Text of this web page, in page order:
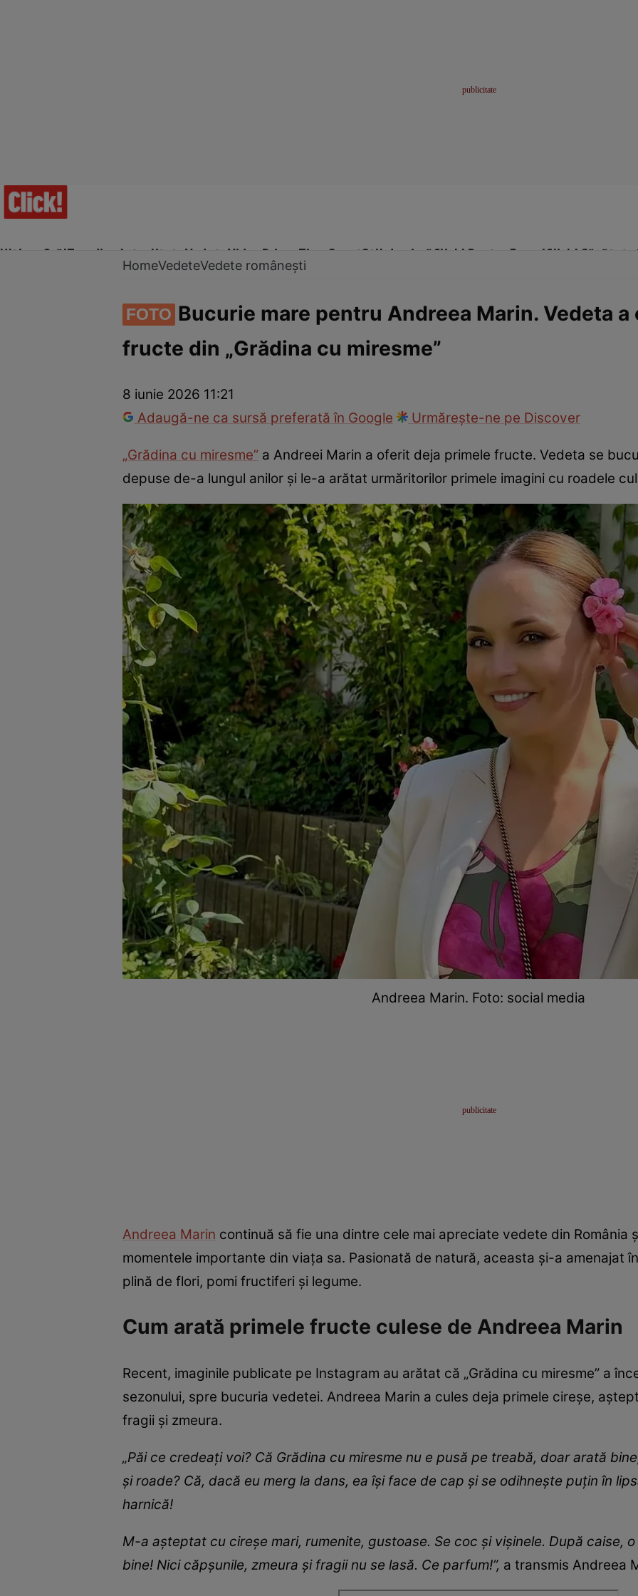
Ultima Oră!Trending Actualitate Vedete Video Prime Time SportStil de viațăClick! Pentru FemeiClick! Sănătate
Vedete internaționaleVedete româneștiInterviurile Click!Paparazzii Click!
HomeVedeteVedete românești
FOTO Bucurie mare pentru Andreea Marin. Vedeta
fructe din „Grădina cu miresme”
8 iunie 2026 11:21
Adaugă-ne ca sursă preferată în Google
Urmărește-ne pe Discover
„Grădina cu miresme” a Andreei Marin a oferit deja primele fructe. Vedeta se
depuse de-a lungul anilor și le-a arătat urmăritorilor primele imagini cu roadele
Andreea Marin. Foto: social media
Andreea Marin continuă să fie una dintre cele mai apreciate vedete din România
momentele importante din viața sa. Pasionată de natură, aceasta și-a amenajat
plină de flori, pomi fructiferi și legume.
Cum arată primele fructe culese de Andreea Marin
Recent, imaginile publicate pe Instagram au arătat că „Grădina cu miresme” a
sezonului, spre bucuria vedetei. Andreea Marin a cules deja primele cireșe,
fragii și zmeura.
„Păi ce credeați voi? Că Grădina cu miresme nu e pusă pe treabă, doar arată
și roade? Că, dacă eu merg la dans, ea își face de cap și se odihnește puțin în
harnică!
M-a așteptat cu cireșe mari, rumenite, gustoase. Se coc și vișinele. După caise,
bine! Nici căpșunile, zmeura și fragii nu se lasă. Ce parfum!”, a transmis Andreea